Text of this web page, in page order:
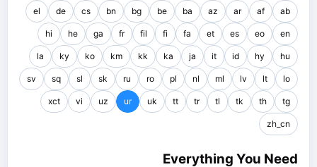
ab
af
ar
az
ba
be
bg
bn
cs
de
el
en
eo
es
et
fa
fi
fil
fr
ga
he
hi
hu
hy
id
it
ja
ka
kk
km
ko
ky
la
lo
lt
lv
ml
nl
pl
ro
ru
sk
sl
sq
sv
tg
th
tk
tl
tr
tt
uk
ur
uz
vi
xct
zh_cn
Everything You Need